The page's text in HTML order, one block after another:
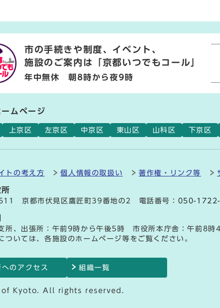
市の手続きや制度、イベント、
施設のご案内は
「京都いつでもコール」
年中無休 朝8時から夜9時
ームページ
上京区 左京区 中京区 東山区 山科区 下京区
トの考え方 個人情報の取扱い 著作権・リンク等
京都市伏見区鷹匠町39番地の2 電話番号： 050-
所、出張所：午前9時から午後5時 市役所本庁舎：午前8
ついては、各施設のホームページ等をご覧ください。
へのアクセス 組織一覧
Kyoto. All rights reserved.